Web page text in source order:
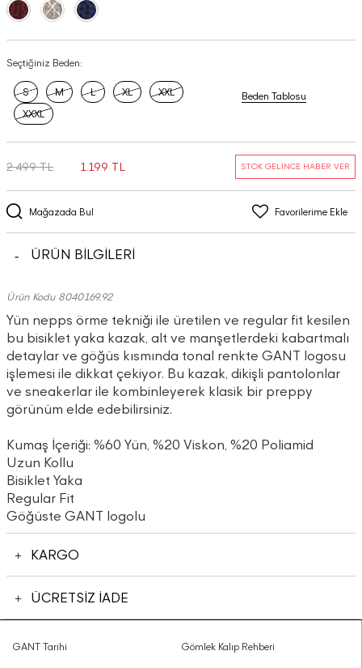
Seçtiğiniz Beden:
S M L XL
XXL
XXXL
Beden Tablosu
Mağazada Bul Favorilerime Ekle
2.499 TL 1.199 TL STOK GELİNCE HABER VER
ÜRÜN BİLGİLERİ
Ürün Kodu 8040169.92
Yün nepps örme tekniği ile üretilen ve regular fit kesilen
bu bisiklet yaka kazak, alt ve manşetlerdeki kabartmalı
detaylar ve göğüs kısmında tonal renkte GANT logosu
işlemesi ile dikkat çekiyor. Bu kazak, dikişli pantolonlar
ve sneakerlar ile kombinleyerek klasik bir preppy
görünüm elde edebilirsiniz.
Kumaş İçeriği: %60 Yün, %20 Viskon, %20 Poliamid
Uzun Kollu
Bisiklet Yaka
Regular Fit
Göğüste GANT logolu
KARGO
ÜCRETSİZ İADE
GANT Tarihi Gömlek Kalıp Rehberi